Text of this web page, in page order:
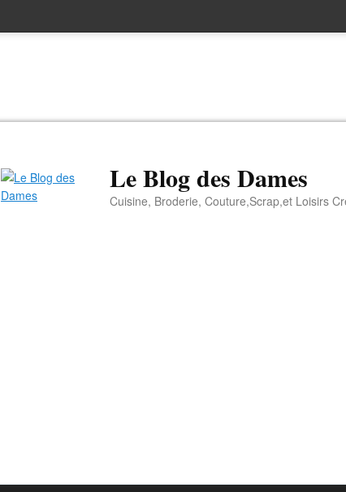
Le Blog des Dames
Cuisine, Broderie, Couture,Scrap,et Loisirs